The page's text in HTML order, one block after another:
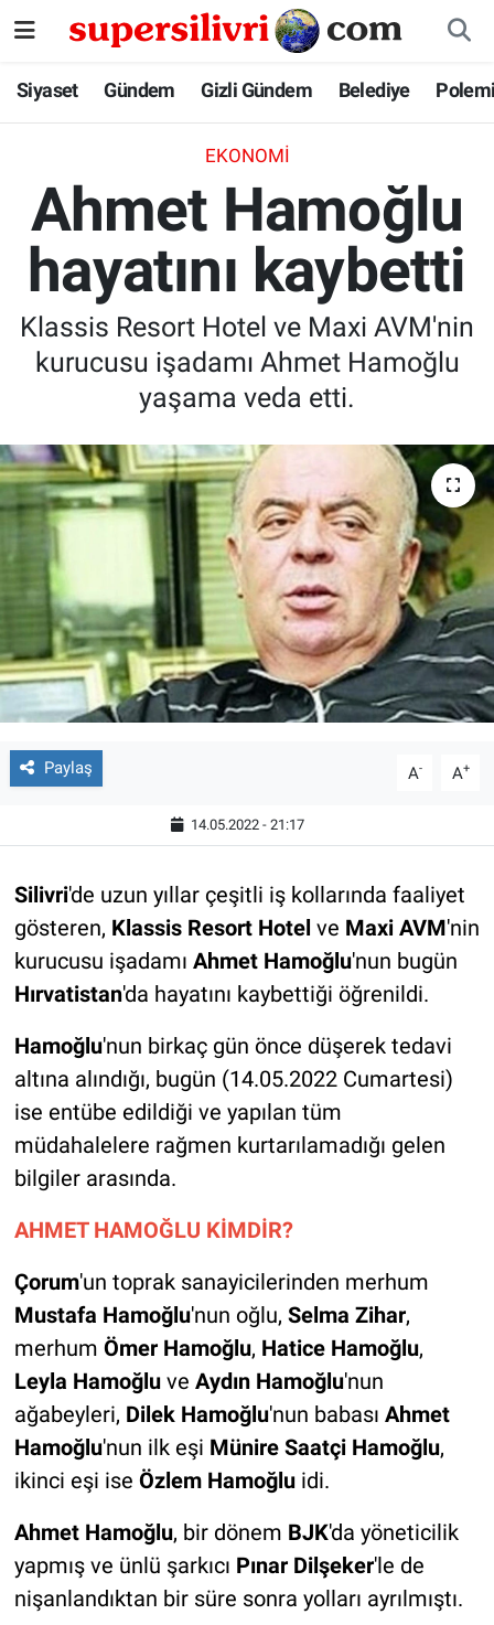
Siyaset Gündem Gizli Gündem Belediye
EKONOMI
Ahmet Hamoğlu
hayatını kaybetti
Klassis Resort Hotel ve Maxi AVM'nin
kurucusu işadamı Ahmet Hamoğlu
yaşama veda etti.
Paylaş A- A+
14.05.2022 - 21:17
Silivri'de uzun yıllar çeşitli iş kollarında faaliyet
gösteren, Klassis Resort Hotel ve Maxi AVM'nin
kurucusu işadamı Ahmet Hamoğlu'nun bugün
Hırvatistan'da hayatını kaybettiği öğrenildi.
Hamoğlu'nun birkaç gün önce düşerek tedavi
altına alındığı, bugün (14.05.2022 Cumartesi)
ise entübe edildiği ve yapılan tüm
müdahalelere rağmen kurtarılamadığı gelen
bilgiler arasında.
AHMET HAMOĞLU KİMDİR?
Çorum'un toprak sanayicilerinden merhum
Mustafa Hamoğlu'nun oğlu, Selma Zihar,
merhum Ömer Hamoğlu, Hatice Hamoğlu,
Leyla Hamoğluve Aydın Hamoğlu'nun
ağabeyleri, Dilek Hamoğlu'nun babası Ahmet
Hamoğlu'nun ilk eşi Münire Saatçi Hamoğlu,
ikinci eşi ise Özlem Hamoğluidi.
Ahmet Hamoğlu, bir dönem BJK'da yöneticilik
yapmış ve ünlü şarkıcı Pınar Dilşeker'le de
nişanlandıktan bir süre sonra yolları ayrılmıştı.
Siyaset
Gizli Gündem
Belediye
Polemik
İstanbul Nöbetçi Eczaneler
İstanbul Namaz Vakitleri
İstanbul Trafik Yoğunluk Haritası
Süper Lig Puan Durumu ve Fikstür
Tüm Manşetler
Haber Arşivi